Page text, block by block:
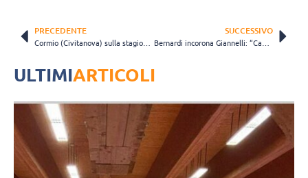
PRECEDENTE SUCCESSIVO
ULTIMIARTICOLI